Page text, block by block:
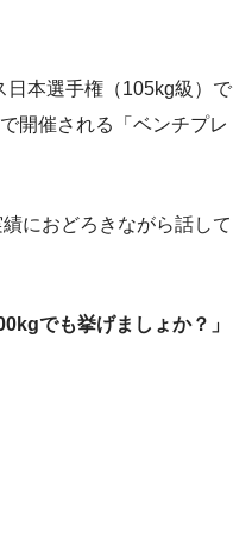
日本選手権（105kg級）で
開催される「ベンチプレ
におどろきながら話して
でも挙げましょか？」